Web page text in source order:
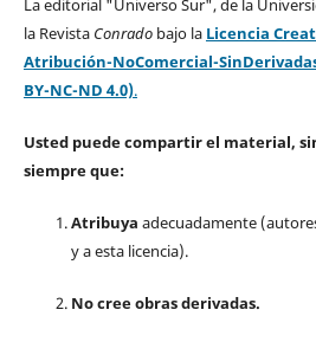
la Revista Conradobajo la Licencia
Atribución-NoComercial-
BY-NC-ND 4.0).
Usted puede compartir el material,
siempre que:
Atribuya adecuadamente
y a esta licencia).
No cree obras derivadas.